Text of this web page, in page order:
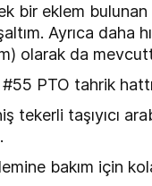
bir eklem
Ayrıca daha
olarak da
PTO tahrik hattı
tekerli taşıyıcı
bakım için